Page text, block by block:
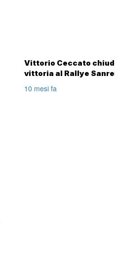
Vittorio Ceccato
vittoria al Rallye
10 mesi fa